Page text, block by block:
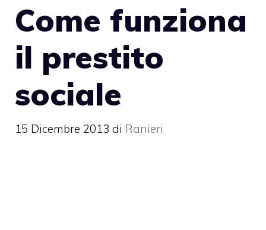
Come funziona
il prestito
sociale
15 Dicembre 2013 di Ranieri